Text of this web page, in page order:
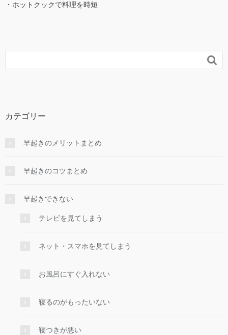
・ホットクックで料理を時短

カテゴリー
早起きのメリットまとめ
早起きのコツまとめ
早起きできない
テレビを見てしまう
ネット・スマホを見てしまう
お風呂にすぐ入れない
寝るのがもったいない
寝つきが悪い